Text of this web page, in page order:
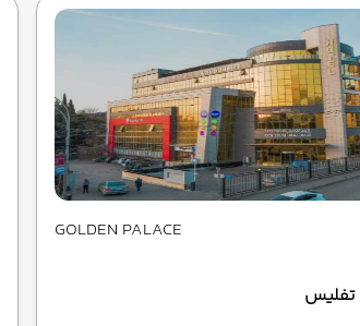
GOLDEN PALACE
تفلیس